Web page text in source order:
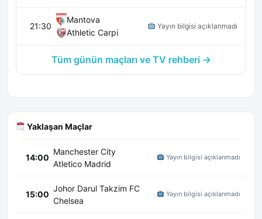
21:30
Mantova
Athletic Carpi
Yayın bilgisi açıklanmadı
Tüm günün maçları ve TV rehberi →
Yaklaşan Maçlar
14:00
Manchester City
Atletico Madrid
Yayın bilgisi açıklanmadı
15:00
Johor Darul Takzim FC
Chelsea
Yayın bilgisi açıklanmadı